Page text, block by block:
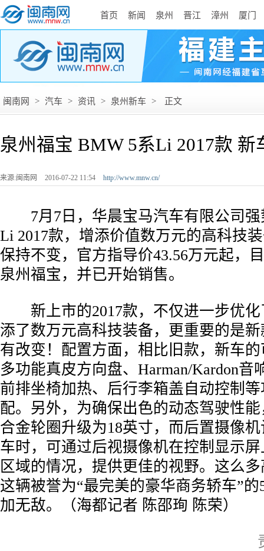
首页 新闻 泉州 晋江 漳州 厦门
闽南网 > 汽车 > 资讯 > 泉州新车 > 正文
泉州福宝 BMW 5系Li 2017款 新
来源:闽南网 2016-07-22 11:54 http://www.mnw.cn/
7月7日，华晨宝马汽车有限公司强
Li 2017款，增添价值数万元的高科技
保持不变，官方指导价43.56万元起，
泉州福宝，并已开始销售。
新上市的2017款，不仅进一步优化
添了数万元高科技装备，更重要的是
有改变！配置方面，相比旧款，新车
多功能真皮方向盘、Harman/Kardon音
前排坐椅加热、后行李箱盖自动控制
配。另外，为确保出色的动态驾驶性
合金轮圈升级为18英寸，而后置摄像
车时，可通过后视摄像机在控制显示
区域的情况，提供更佳的视野。这么
这辆被誉为“最完美的豪华商务轿车”
加无敌。（海都记者 陈邵珣 陈荣）